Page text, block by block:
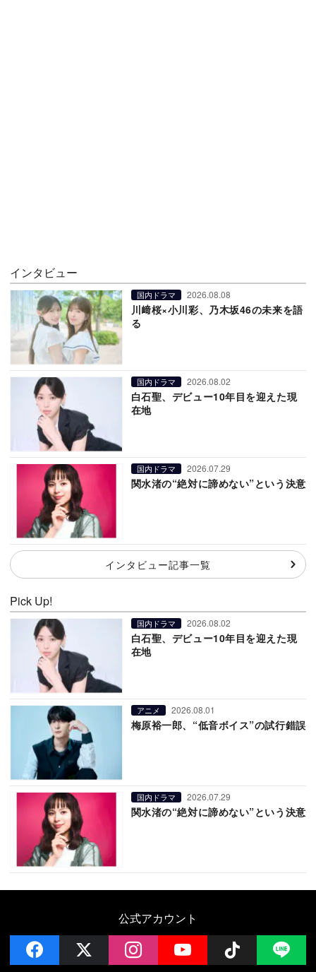
インタビュー
国内ドラマ 2026.08.08
川﨑桜×小川彩、乃木坂46の未来を語
る
国内ドラマ 2026.08.02
白石聖、デビュー10年目を迎えた現
在地
国内ドラマ 2026.07.29
関水渚の“絶対に諦めない”という決意
インタビュー記事一覧
Pick Up!
国内ドラマ 2026.08.02
白石聖、デビュー10年目を迎えた現
在地
アニメ 2026.08.01
梅原裕一郎、“低音ボイス”の試行錯誤
国内ドラマ 2026.07.29
関水渚の“絶対に諦めない”という決意
公式アカウント
facebook instagramYouTube Follow